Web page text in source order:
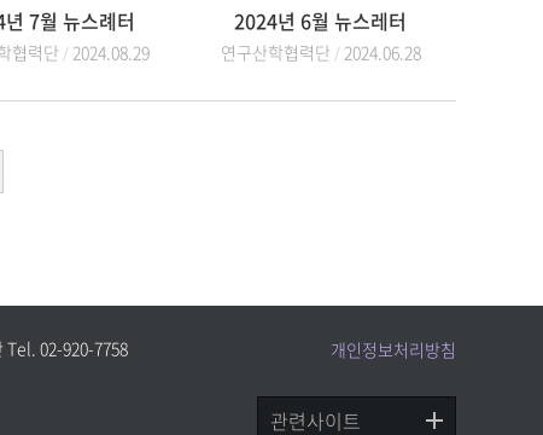
7월 뉴스례터
협력단 2024.08.29
2024년 6월 뉴스레터
연구산학협력단 2024.06.28
개인정보처리방침
관련사이트
Tel. 02-920-7758